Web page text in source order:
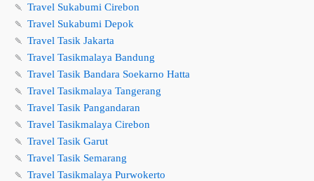
🍡 Travel Sukabumi Cirebon
🍡 Travel Sukabumi Depok
🍡 Travel Tasik Jakarta
🍡 Travel Tasikmalaya Bandung
🍡 Travel Tasik Bandara Soekarno Hatta
🍡 Travel Tasikmalaya Tangerang
🍡 Travel Tasik Pangandaran
🍡 Travel Tasikmalaya Cirebon
🍡 Travel Tasik Garut
🍡 Travel Tasik Semarang
🍡 Travel Tasikmalaya Purwokerto